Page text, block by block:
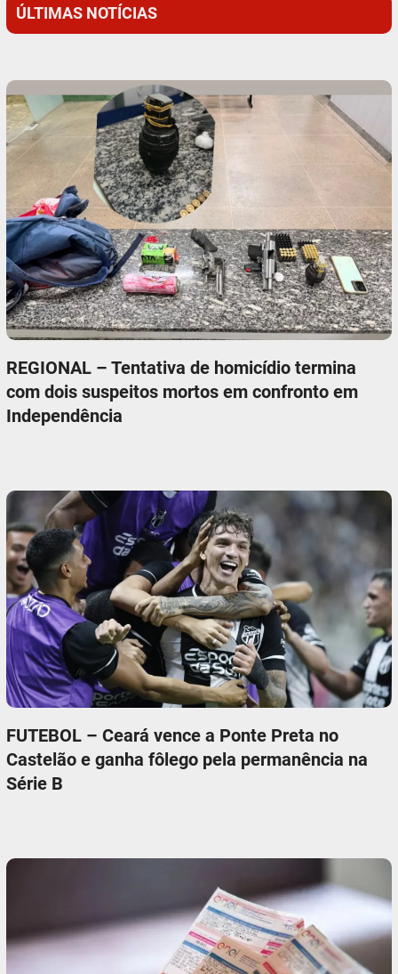
ÚLTIMAS NOTÍCIAS
REGIONAL – Tentativa de homicídio termina
com dois suspeitos mortos em confronto em
Independência
FUTEBOL – Ceará vence a Ponte Preta no
Castelão e ganha fôlego pela permanência na
Série B